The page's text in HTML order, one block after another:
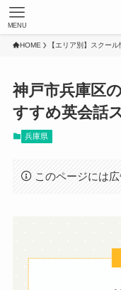
MENU
HOME 【エリア別】スクール
神戸市兵庫区
すすめ英会話
兵庫県
このページには